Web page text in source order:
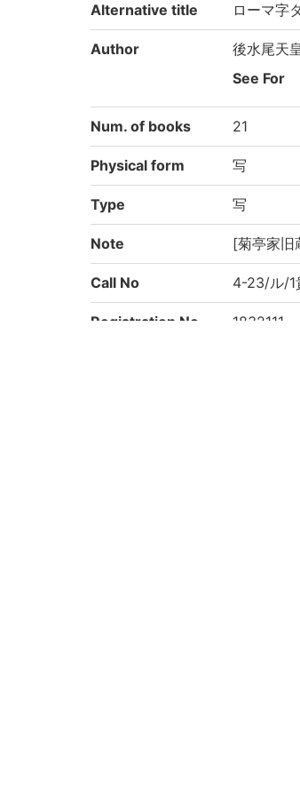
Alternative title ローマ字
Author
後水尾天
See For
Num. of books 21
Physical form 写
Type 写
Note [菊亭家旧
Call No 4-23/ル/1
Registration No 1832111